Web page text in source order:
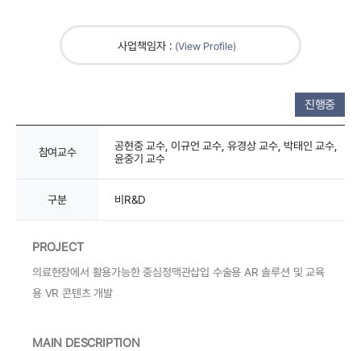
사업책임자 : (View Profile)
진행중
참여교수
공현중 교수, 이규언 교수, 유경상 교수, 박태인 교수,
윤중기 교수
구분 비R&D
PROJECT
의료현장에서 활용가능한 중심정맥관삽입 수술용 AR 솔루션 및 교육
용 VR 콘텐츠 개발
MAIN DESCRIPTION